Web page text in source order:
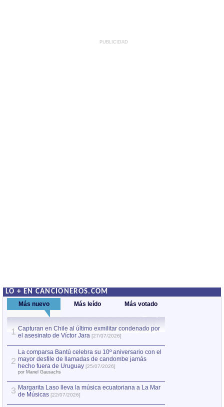
PUBLICIDAD
LO + EN CANCIONEROS.COM
Más nuevo Más leído Más votado
1 Capturan en Chile al último exmilitar condenado por
el asesinato de Víctor Jara [27/07/2026]
2
La comparsa Bantú celebra su 10º aniversario con el
mayor desfile de llamadas de candombe jamás
hecho fuera de Uruguay [25/07/2026]
por Manel Gausachs
3 Margarita Laso lleva la música ecuatoriana a La Mar
de Músicas [22/07/2026]